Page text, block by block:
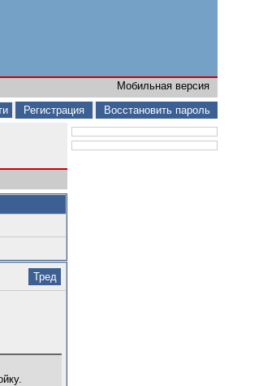
Мобильная версия
Регистрация Восстановить пароль
Тред